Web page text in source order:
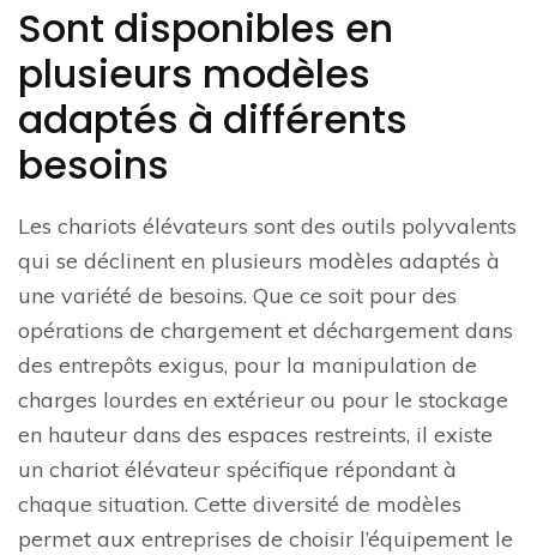
Sont disponibles en
plusieurs modèles
adaptés à différents
besoins
Les chariots élévateurs sont des outils polyvalents
qui se déclinent en plusieurs modèles adaptés à
une variété de besoins. Que ce soit pour des
opérations de chargement et déchargement dans
des entrepôts exigus, pour la manipulation de
charges lourdes en extérieur ou pour le stockage
en hauteur dans des espaces restreints, il existe
un chariot élévateur spécifique répondant à
chaque situation. Cette diversité de modèles
permet aux entreprises de choisir l’équipement le